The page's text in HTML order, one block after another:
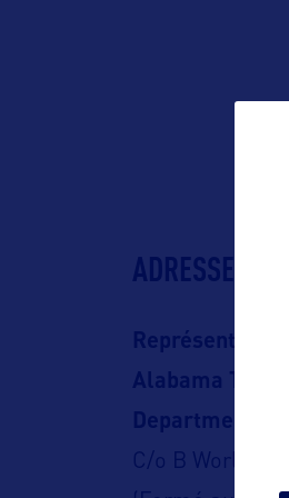
ADRESSES
Alabama
Department
C/o B World